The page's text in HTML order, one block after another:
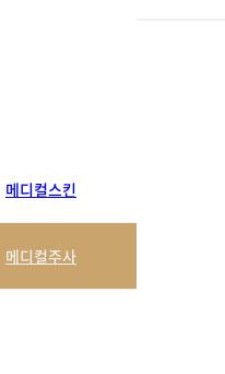
메디컬스킨
메디컬주사